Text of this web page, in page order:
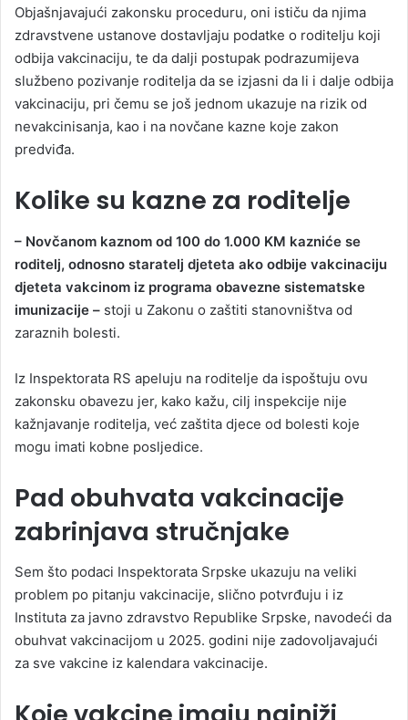
Objašnjavajući zakonsku proceduru, oni ističu da njima
zdravstvene ustanove dostavljaju podatke o roditelju koji
odbija vakcinaciju, te da dalji postupak podrazumijeva
službeno pozivanje roditelja da se izjasni da li i dalje odbija
vakcinaciju, pri čemu se još jednom ukazuje na rizik od
nevakcinisanja, kao i na novčane kazne koje zakon
predviđa.
Kolike su kazne za roditelje
– Novčanom kaznom od 100 do 1.000 KM kazniće se
roditelj, odnosno staratelj djeteta ako odbije vakcinaciju
djeteta vakcinom iz programa obavezne sistematske
imunizacije – stoji u Zakonu o zaštiti stanovništva od
zaraznih bolesti.
Iz Inspektorata RS apeluju na roditelje da ispoštuju ovu
zakonsku obavezu jer, kako kažu, cilj inspekcije nije
kažnjavanje roditelja, već zaštita djece od bolesti koje
mogu imati kobne posljedice.
Pad obuhvata vakcinacije
zabrinjava stručnjake
Sem što podaci Inspektorata Srpske ukazuju na veliki
problem po pitanju vakcinacije, slično potvrđuju i iz
Instituta za javno zdravstvo Republike Srpske, navodeći da
obuhvat vakcinacijom u 2025. godini nije zadovoljavajući
za sve vakcine iz kalendara vakcinacije.